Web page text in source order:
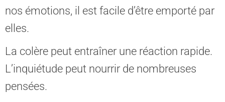
nos émotions, il est facile d’être emporté par
elles.
La colère peut entraîner une réaction rapide.
L’inquiétude peut nourrir de nombreuses
pensées.